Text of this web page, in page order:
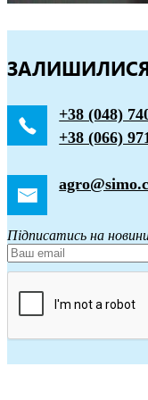
+38 (048)
+38 (066)
Підписатись на